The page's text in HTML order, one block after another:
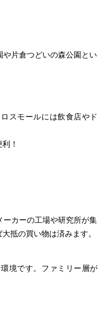
片倉つどいの森公園とい
スモールには飲食店や
！
カーの工場や研究所が集
抵の買い物は済みます。
境です。ファミリー層